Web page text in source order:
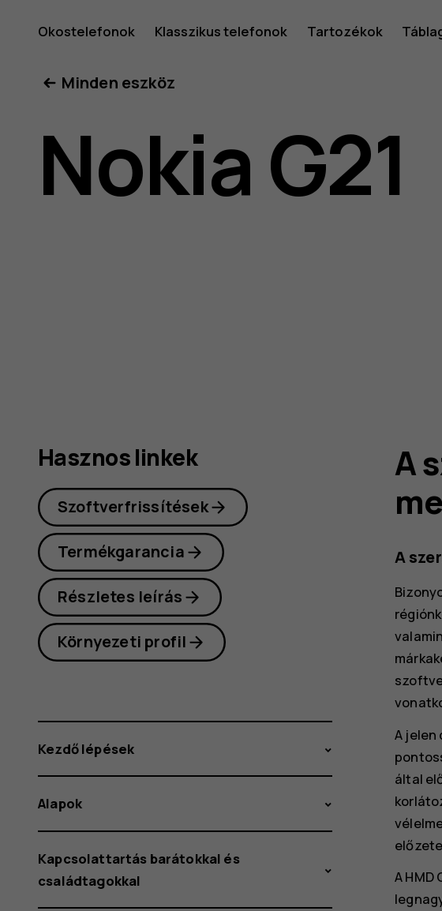
Nokia
G21
felhasználói
Okostelefonok Klasszikus telefonok Tartozékok
Minden eszköz
Nokia G21
A
A
A jelen
által
A
Hasznos linkek
Szoftverfrissítések
Termékgarancia
Részletes leírás
Környezeti profil
Kezdő lépések
Alapok
Kapcsolattartás barátokkal és
családtagokkal